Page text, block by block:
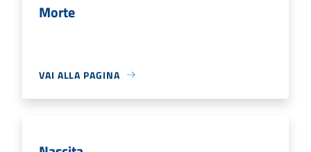
Morte
VAI ALLA PAGINA